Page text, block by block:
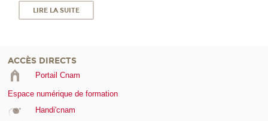
LIRE LA SUITE
ACCÈS DIRECTS
Portail Cnam
Espace numérique de formation
Handi'cnam